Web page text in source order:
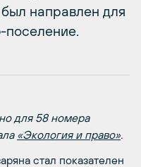
направлен для
поселение.
для 58 номера
«Экология и право».
стал показателен